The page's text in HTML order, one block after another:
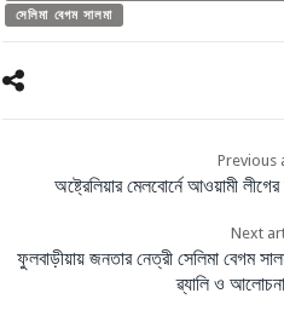
সেলিমা বেগম সালমা
Previous
অষ্ট্রেলিয়ার মেলবোর্নে আওয়ামী
Next
ফুলবাড়ীয়ায় জনতার নেত্রী সেলিমা বেগম
ৱ্যালি ও